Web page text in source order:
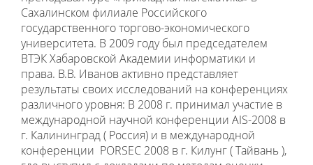
Сахалинском филиале Российского
государственного торгово-экономического
университета. В 2009 году был председателем
ВТЭК Хабаровской Академии информатики и
права. В.В. Иванов активно представляет
результаты своих исследований на конференциях
различного уровня: В 2008 г. принимал участие в
международной научной конференции AIS-2008 в
г. Калининград ( Россия) и в международной
конференции PORSEC 2008 в г. Килунг ( Тайвань ),